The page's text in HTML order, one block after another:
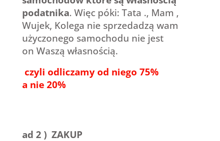
podatnika. Więc póki: Tata ., Mam ,
Wujek, Kolega nie sprzedadzą wam
użyczonego samochodu nie jest
on Waszą własnością.
czyli odliczamy od niego 75%
a nie 20%
ad 2 ) ZAKUP